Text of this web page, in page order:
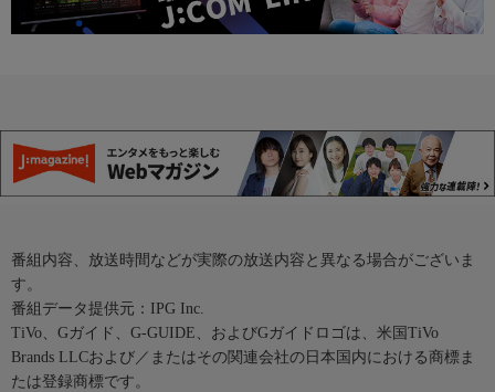
番組内容、放送時間などが実際の放送内容と異なる場合がございま
す。
番組データ提供元：IPG Inc.
TiVo、Gガイド、G-GUIDE、およびGガイドロゴは、米国TiVo
Brands LLCおよび／またはその関連会社の日本国内における商標ま
たは登録商標です。